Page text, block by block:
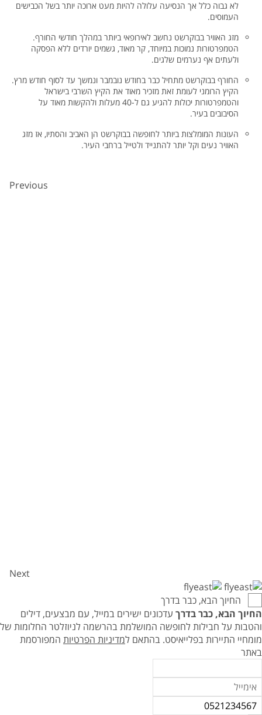
לא גבוה כלל אך הנסיעה עלולה להיות מעט ארוכה יותר בשל הכבישים
העמוסים.
מזג האוויר בבוקרשט נחשב לאירופאי ביותר במהלך חודשי החורף.
הטמפרטורות נמוכות במיוחד, קר מאוד, גשמים יורדים ללא הפסקה
ולעתים אף נערמים שלגים.
החורף בבוקרשט מתחיל כבר בחודש נובמבר ונמשך עד לסוף חודש מרץ.
הקיץ הרומני לעומת זאת מזכיר מאוד את הקיץ השרבי בישראל
והטמפרטורות יכולות להגיע גם ל-40 מעלות ולהקשות מאוד על
הסיבובים בעיר.
העונות המומלצות ביותר לחופשה בבוקרשט הן האביב והסתיו, אז מזג
האוויר נעים וקל יותר להתנייד ולטייל ברחבי העיר.
Previous
Next
החיוך הבא, כבר בדרך
החיוך הבא, כבר בדרך עדכונים ישירים במייל, עם מבצעים, דילים
והטבות על חבילות לחופשה המושלמת בהרשמה לניוזלטר החלומות של
מומחיי התיירות בפלייאיסט. בהתאם למדיניות הפרטיות המפורסמת
באתר